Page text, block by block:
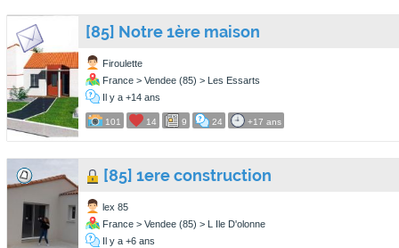
[85] Notre 1ère maison
Firoulette
France > Vendee (85) > Les Essarts
Il y a +14 ans
101 14 9 24 +17 ans
[85] 1ere construction
lex 85
France > Vendee (85) > L Ile D'olonne
Il y a +6 ans